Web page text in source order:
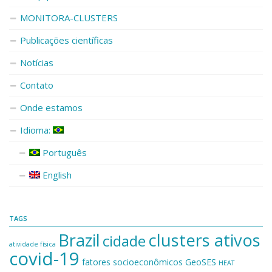
MONITORA-CLUSTERS
Publicações científicas
Notícias
Contato
Onde estamos
Idioma:
Português
English
TAGS
atividade física Brazil cidade clusters ativos
covid-19 fatores socioeconômicos GeoSES HEAT